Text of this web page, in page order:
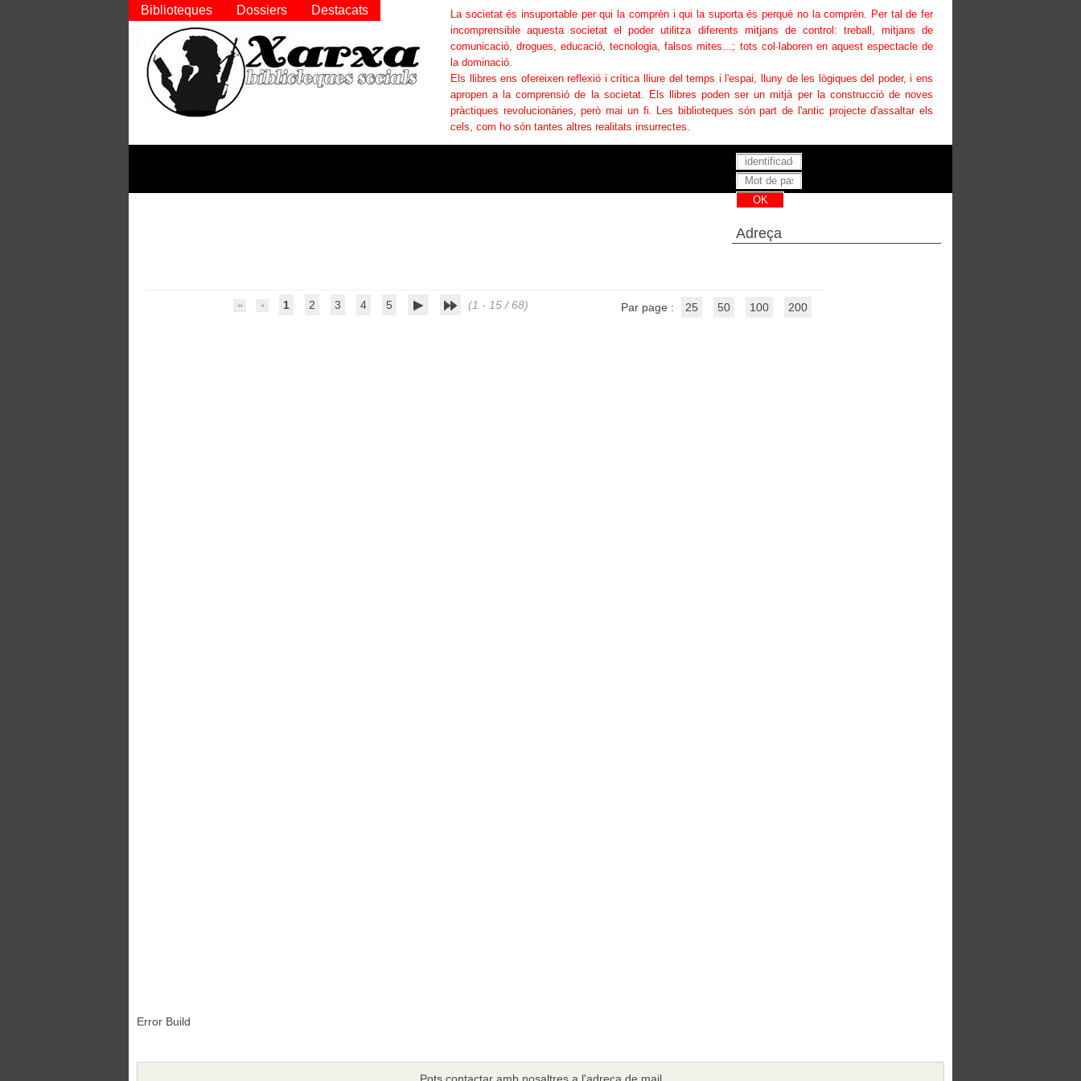
1 2 3 4 5 (1 - 15 / 68) Par page : 25 50 100 200
Error Build
La societat és insuportable per qui la comprèn i qui la suporta és perquè no la comprèn. Per tal de fer
incomprensible aquesta societat el poder utilitza diferents mitjans de control: treball, mitjans de
comunicació, drogues, educació, tecnologia, falsos mites...; tots col·laboren en aquest espectacle de
la dominació.
Els llibres ens ofereixen reflexió i crítica lliure del temps i l'espai, lluny de les lògiques del poder, i ens
apropen a la comprensió de la societat. Els llibres poden ser un mitjà per la construcció de noves
pràctiques revolucionàries, però mai un fi. Les biblioteques són part de l'antic projecte d'assaltar els
cels, com ho són tantes altres realitats insurrectes.
Biblioteques Dossiers Destacats
Adreça